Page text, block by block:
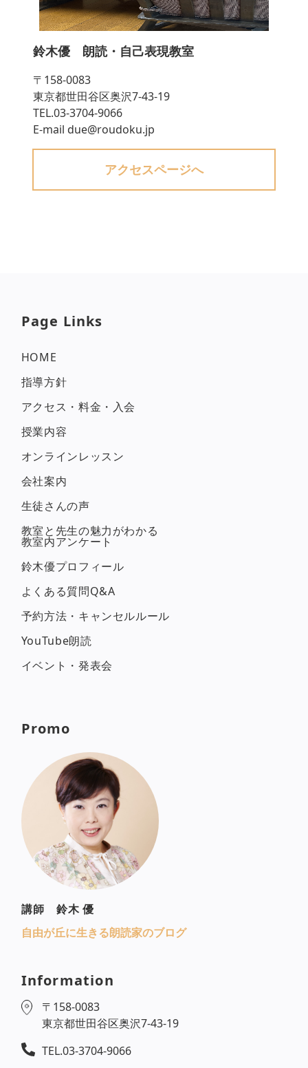
鈴木優 朗読・自己表現教室
〒158-0083
東京都世田谷区奥沢7-43-19
TEL.03-3704-9066
E-mail due@roudoku.jp
アクセスページへ
Page Links
HOME
指導方針
アクセス・料金・入会
授業内容
オンラインレッスン
会社案内
生徒さんの声
教室と先生の魅力がわかる
教室内アンケート
鈴木優プロフィール
よくある質問Q&A
予約方法・キャンセルルール
YouTube朗読
イベント・発表会
Promo
講師 鈴木 優
自由が丘に生きる朗読家のブログ
Information
〒158-0083
東京都世田谷区奥沢7-43-19
TEL.03-3704-9066